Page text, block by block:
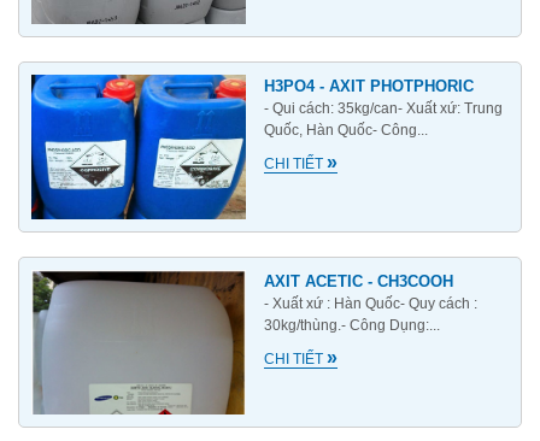
H3PO4 - AXIT PHOTPHORIC
- Qui cách: 35kg/can- Xuất xứ: Trung
Quốc, Hàn Quốc- Công...
CHI TIẾT»
AXIT ACETIC - CH3COOH
- Xuất xứ : Hàn Quốc- Quy cách :
30kg/thùng.- Công Dụng:...
CHI TIẾT»